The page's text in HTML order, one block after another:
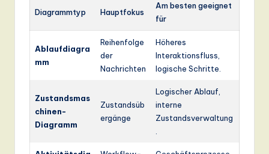
Diagrammtyp Hauptfokus
Am besten geeignet
für
Ablaufdiagra
mm
Reihenfolge
der
Nachrichten
Höheres
Interaktionsfluss,
logische Schritte.
Zustandsmas
chinen-
Diagramm
Zustandsüb
ergänge
Logischer Ablauf,
interne
Zustandsverwaltung
.